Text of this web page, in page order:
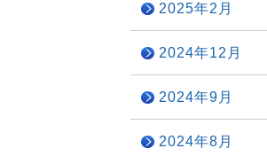
2025年2月
2024年12月
2024年9月
2024年8月